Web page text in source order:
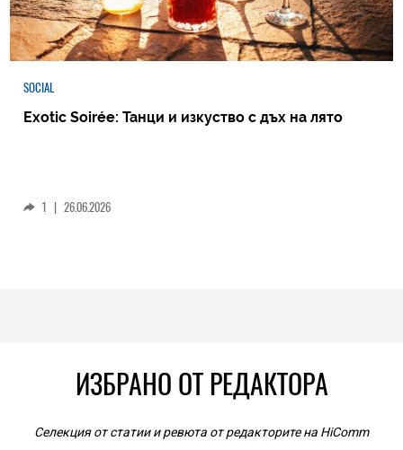
SOCIAL
Exotic Soirée: Танци и изкуство с дъх на лято
1 | 26.06.2026
ИЗБРАНО ОТ РЕДАКТОРА
Селекция от статии и ревюта от редакторите на HiComm